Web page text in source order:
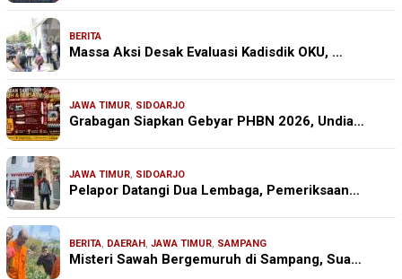
BERITA
Massa Aksi Desak Evaluasi Kadisdik OKU, …
JAWA TIMUR, SIDOARJO
Grabagan Siapkan Gebyar PHBN 2026, Undia…
JAWA TIMUR, SIDOARJO
Pelapor Datangi Dua Lembaga, Pemeriksaan…
BERITA, DAERAH, JAWA TIMUR, SAMPANG
Misteri Sawah Bergemuruh di Sampang, Sua…